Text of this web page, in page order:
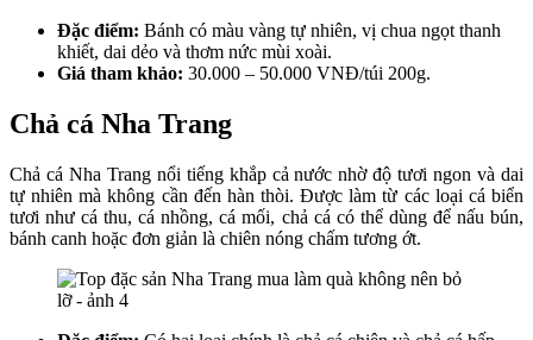
Đặc điểm: Bánh có màu vàng tự nhiên, vị chua ngọt thanh
khiết, dai dẻo và thơm nức mùi xoài.
Giá tham khảo: 30.000 – 50.000 VNĐ/túi 200g.
Chả cá Nha Trang
Chả cá Nha Trang nổi tiếng khắp cả nước nhờ độ tươi ngon và dai
tự nhiên mà không cần đến hàn thòi. Được làm từ các loại cá biển
tươi như cá thu, cá nhồng, cá mối, chả cá có thể dùng để nấu bún,
bánh canh hoặc đơn giản là chiên nóng chấm tương ớt.